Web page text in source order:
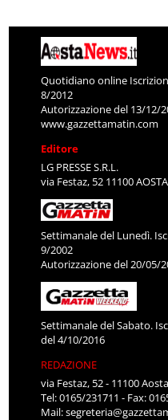
Quotidiano online
8/2012
Autorizzazione del 13/12/
www.gazzettamatin.com
Editore
LG PRESSE S.R.L.
via Festaz, 52 11100 AOSTA
Settimanale del Lunedì.
9/2002
Autorizzazione del 20/05/
Settimanale del Sabato.
del 4/10/2016
REDAZIONE
via Festaz, 52 - 11100 Aosta
Tel: 0165/231711 - Fax:
Mail: